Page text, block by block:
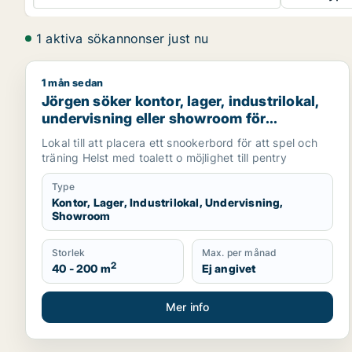
1 aktiva sökannonser just nu
Jörgen söker kontor, lager, industrilokal,
1 mån sedan
Jörgen söker kontor, lager, industrilokal,
undervisning eller showroom för
uthyrning i Alvesta eller Växjö
Lokal till att placera ett snookerbord för att spel och
träning Helst med toalett o möjlighet till pentry
Type
Kontor, Lager, Industrilokal, Undervisning,
Showroom
Storlek
40 - 200 m2
Max. per månad
Ej angivet
Mer info